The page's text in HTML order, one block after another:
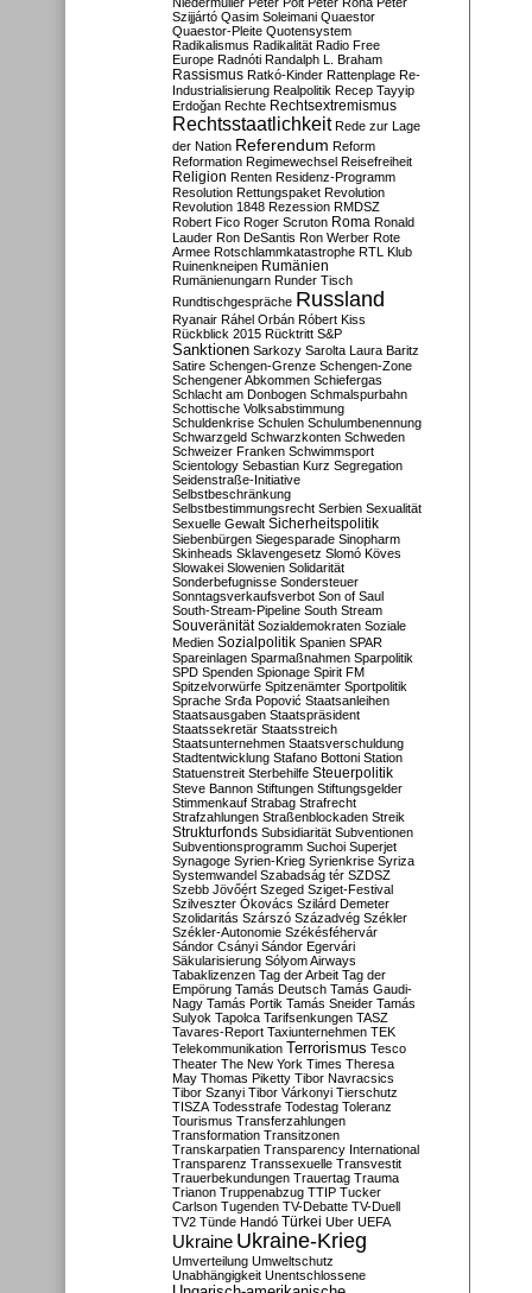
Szijjártó Qasim Soleimani Quaestor
Quaestor-Pleite Quotensystem
Radikalismus Radikalität Radio Free
Europe Radnóti Randalph L. Braham
Rassismus Ratkó-Kinder Rattenplage Re-
Industrialisierung Realpolitik Recep Tayyip
Erdoğan Rechte Rechtsextremismus
Rechtsstaatlichkeit Rede zur Lage
der Nation Referendum Reform
Reformation Regimewechsel Reisefreiheit
Religion Renten Residenz-Programm
Resolution Rettungspaket Revolution
Revolution 1848 Rezession RMDSZ
Robert Fico Roger Scruton Roma Ronald
Lauder Ron DeSantis Ron Werber Rote
Armee Rotschlammkatastrophe RTL Klub
Ruinenkneipen Rumänien
Rumänienungarn Runder Tisch
Rundtischgespräche Russland
Ryanair Ráhel Orbán Róbert Kiss
Rückblick 2015 Rücktritt S&P
Sanktionen Sarkozy Sarolta Laura Baritz
Satire Schengen-Grenze Schengen-Zone
Schengener Abkommen Schiefergas
Schlacht am Donbogen Schmalspurbahn
Schottische Volksabstimmung
Schuldenkrise Schulen Schulumbenennung
Schwarzgeld Schwarzkonten Schweden
Schweizer Franken Schwimmsport
Scientology Sebastian Kurz Segregation
Seidenstraße-Initiative
Selbstbeschränkung
Selbstbestimmungsrecht Serbien Sexualität
Sexuelle Gewalt Sicherheitspolitik
Siebenbürgen Siegesparade Sinopharm
Skinheads Sklavengesetz Slomó Köves
Slowakei Slowenien Solidarität
Sonderbefugnisse Sondersteuer
Sonntagsverkaufsverbot Son of Saul
South-Stream-Pipeline South Stream
Souveränität Sozialdemokraten Soziale
Medien Sozialpolitik Spanien SPAR
Spareinlagen Sparmaßnahmen Sparpolitik
SPD Spenden Spionage Spirit FM
Spitzelvorwürfe Spitzenämter Sportpolitik
Sprache Srđa Popović Staatsanleihen
Staatsausgaben Staatspräsident
Staatssekretär Staatsstreich
Staatsunternehmen Staatsverschuldung
Stadtentwicklung Stafano Bottoni Station
Statuenstreit Sterbehilfe Steuerpolitik
Steve Bannon Stiftungen Stiftungsgelder
Stimmenkauf Strabag Strafrecht
Strafzahlungen Straßenblockaden Streik
Strukturfonds Subsidiarität Subventionen
Subventionsprogramm Suchoi Superjet
Synagoge Syrien-Krieg Syrienkrise Syriza
Systemwandel Szabadság tér SZDSZ
Szebb Jövőért Szeged Sziget-Festival
Szilveszter Ókovács Szilárd Demeter
Szolidaritás Szárszó Századvég Székler
Székler-Autonomie Székésféhervár
Sándor Csányi Sándor Egervári
Säkularisierung Sólyom Airways
Tabaklizenzen Tag der Arbeit Tag der
Empörung Tamás Deutsch Tamás Gaudi-
Nagy Tamás Portik Tamás Sneider Tamás
Sulyok Tapolca Tarifsenkungen TASZ
Tavares-Report Taxiunternehmen TEK
Telekommunikation Terrorismus Tesco
Theater The New York Times Theresa
May Thomas Piketty Tibor Navracsics
Tibor Szanyi Tibor Várkonyi Tierschutz
TISZA Todesstrafe Todestag Toleranz
Tourismus Transferzahlungen
Transformation Transitzonen
Transkarpatien Transparency International
Transparenz Transsexuelle Transvestit
Trauerbekundungen Trauertag Trauma
Trianon Truppenabzug TTIP Tucker
Carlson Tugenden TV-Debatte TV-Duell
TV2 Tünde Handó Türkei Uber UEFA
Ukraine Ukraine-Krieg
Umverteilung Umweltschutz
Unabhängigkeit Unentschlossene